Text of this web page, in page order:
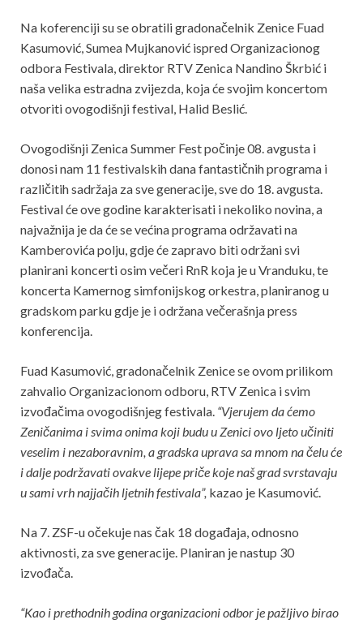
Na koferenciji su se obratili gradonačelnik Zenice Fuad
Kasumović, Sumea Mujkanović ispred Organizacionog
odbora Festivala, direktor RTV Zenica Nandino Škrbić i
naša velika estradna zvijezda, koja će svojim koncertom
otvoriti ovogodišnji festival, Halid Beslić.
Ovogodišnji Zenica Summer Fest počinje 08. avgusta i
donosi nam 11 festivalskih dana fantastičnih programa i
različitih sadržaja za sve generacije, sve do 18. avgusta.
Festival će ove godine karakterisati i nekoliko novina, a
najvažnija je da će se većina programa održavati na
Kamberovića polju, gdje će zapravo biti održani svi
planirani koncerti osim večeri RnR koja je u Vranduku, te
koncerta Kamernog simfonijskog orkestra, planiranog u
gradskom parku gdje je i održana večerašnja press
konferencija.
Fuad Kasumović, gradonačelnik Zenice se ovom prilikom
zahvalio Organizacionom odboru, RTV Zenica i svim
izvođačima ovogodišnjeg festivala. “Vjerujem da ćemo
Zeničanima i svima onima koji budu u Zenici ovo ljeto učiniti
veselim i nezaboravnim, a gradska uprava sa mnom na čelu će
i dalje podržavati ovakve lijepe priče koje naš grad svrstavaju
u sami vrh najjačih ljetnih festivala”, kazao je Kasumović.
Na 7. ZSF-u očekuje nas čak 18 događaja, odnosno
aktivnosti, za sve generacije. Planiran je nastup 30
izvođača.
“Kao i prethodnih godina organizacioni odbor je pažljivo birao